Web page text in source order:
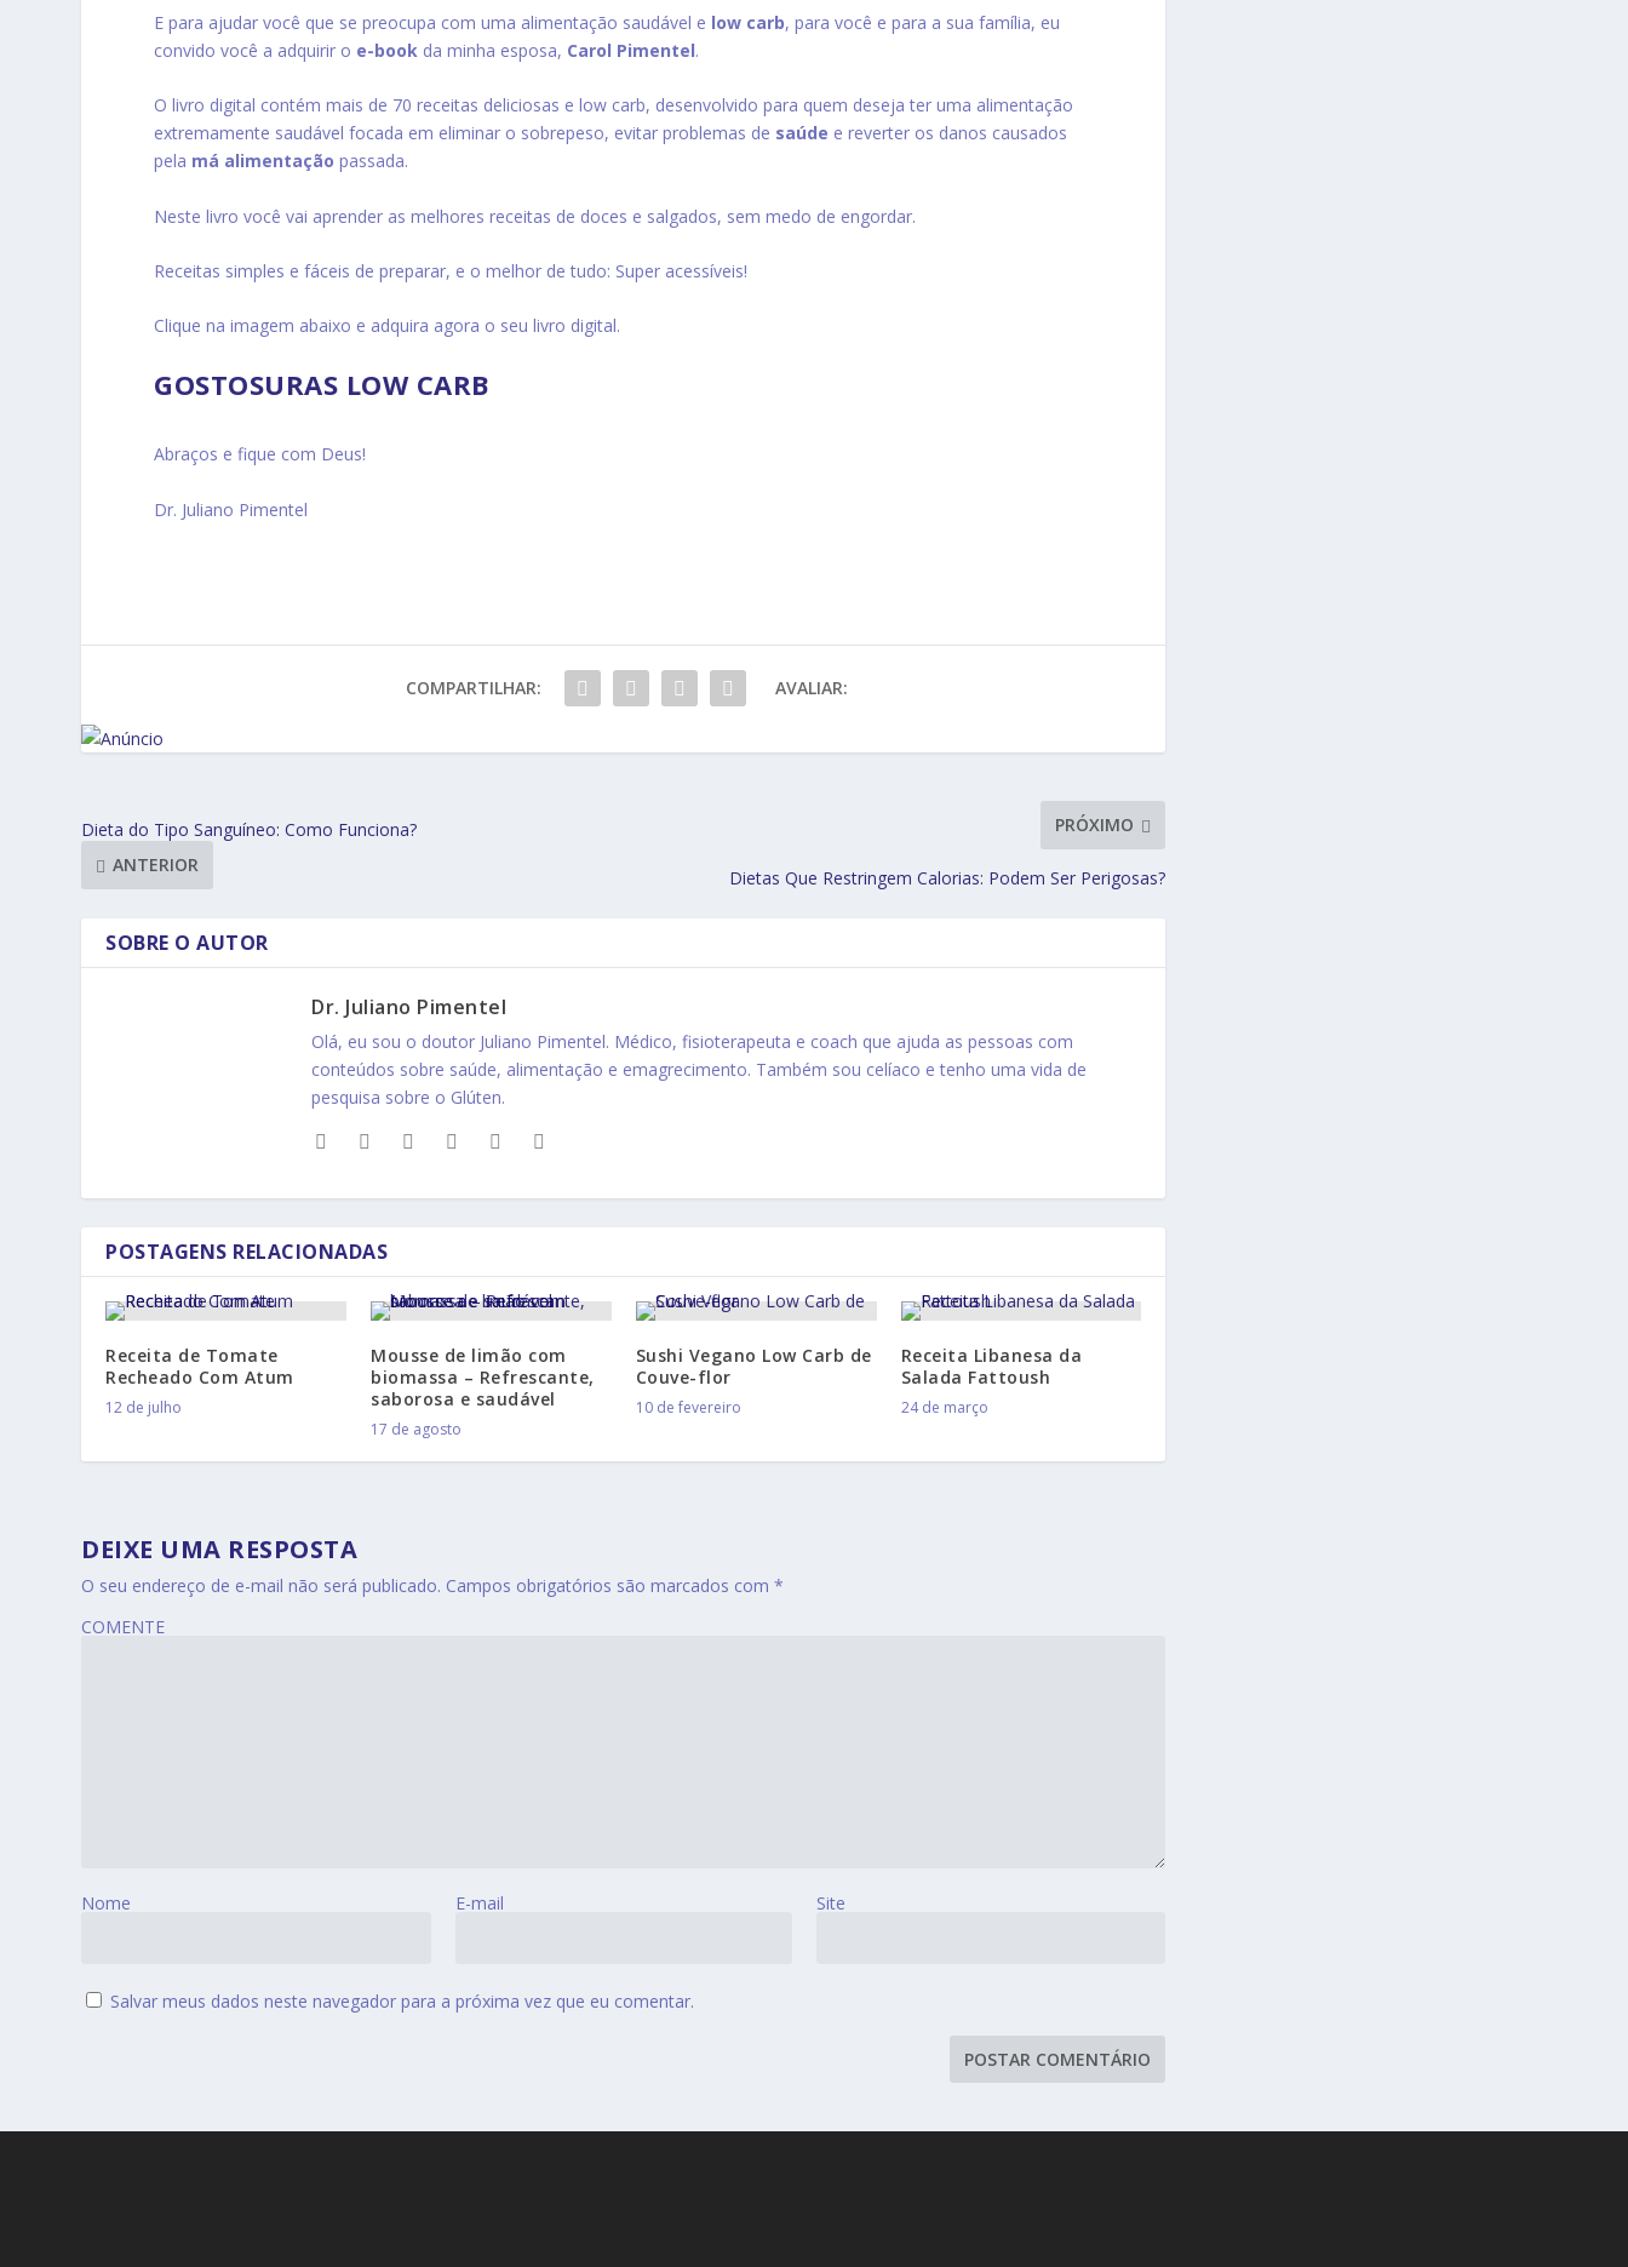
E para ajudar você que se preocupa com uma alimentação saudável e low carb, para você e para a sua família, eu
convido você a adquirir o e-book da minha esposa, Carol Pimentel.
O livro digital contém mais de 70 receitas deliciosas e low carb, desenvolvido para quem deseja ter uma alimentação
extremamente saudável focada em eliminar o sobrepeso, evitar problemas de saúde e reverter os danos causados
pela má alimentação passada.
Neste livro você vai aprender as melhores receitas de doces e salgados, sem medo de engordar.
Receitas simples e fáceis de preparar, e o melhor de tudo: Super acessíveis!
Clique na imagem abaixo e adquira agora o seu livro digital.
GOSTOSURAS LOW CARB
Abraços e fique com Deus!
Dr. Juliano Pimentel
COMPARTILHAR: AVALIAR:
Dieta do Tipo Sanguíneo: Como Funciona?
ANTERIOR
PRÓXIMO
Dietas Que Restringem Calorias: Podem Ser Perigosas?
SOBRE O AUTOR
Dr. Juliano Pimentel
Olá, eu sou o doutor Juliano Pimentel. Médico, fisioterapeuta e coach que ajuda as pessoas com
conteúdos sobre saúde, alimentação e emagrecimento. Também sou celíaco e tenho uma vida de
pesquisa sobre o Glúten.
POSTAGENS RELACIONADAS
Receita de Tomate
Recheado Com Atum
12 de julho
Mousse de limão com
biomassa – Refrescante,
saborosa e saudável
17 de agosto
Sushi Vegano Low Carb de
Couve-flor
10 de fevereiro
Receita Libanesa da
Salada Fattoush
24 de março
DEIXE UMA RESPOSTA
O seu endereço de e-mail não será publicado. Campos obrigatórios são marcados com*
COMENTE
Nome E-mail Site
Salvar meus dados neste navegador para a próxima vez que eu comentar.